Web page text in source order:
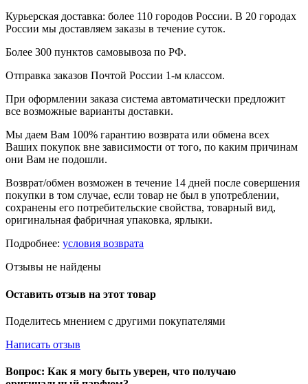
Курьерская доставка: более 110 городов России. В 20 городах
России мы доставляем заказы в течение суток.
Более 300 пунктов самовывоза по РФ.
Отправка заказов Почтой России 1-м классом.
При оформлении заказа система автоматически предложит
все возможные варианты доставки.
Мы даем Вам 100% гарантию возврата или обмена всех
Ваших покупок вне зависимости от того, по каким причинам
они Вам не подошли.
Возврат/обмен возможен в течение 14 дней после совершения
покупки в том случае, если товар не был в употреблении,
сохранены его потребительские свойства, товарный вид,
оригинальная фабричная упаковка, ярлыки.
Подробнее: условия возврата
Отзывы не найдены
Оставить отзыв на этот товар
Поделитесь мнением с другими покупателями
Написать отзыв
Вопрос: Как я могу быть уверен, что получаю